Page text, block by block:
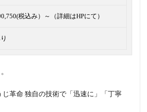
税込み）～（詳細はHPにて）
革命 独自の技術で「迅速に」「丁寧